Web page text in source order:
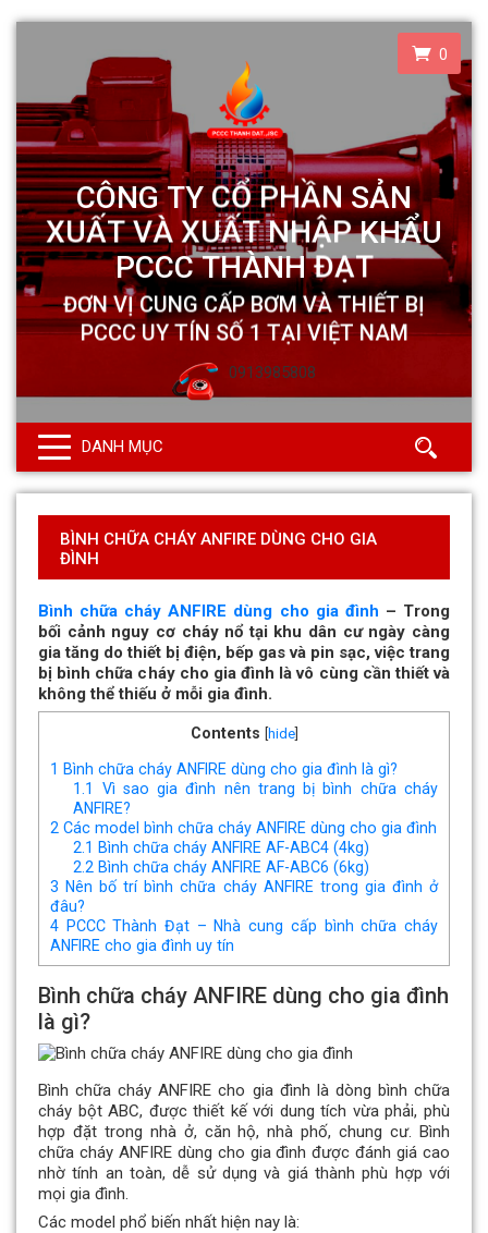
0
0913985808
DANH MỤC
BÌNH CHỮA CHÁY ANFIRE DÙNG CHO GIA
ĐÌNH
Bình chữa cháy ANFIRE dùng cho gia đình – Trong
bối cảnh nguy cơ cháy nổ tại khu dân cư ngày càng
gia tăng do thiết bị điện, bếp gas và pin sạc, việc trang
bị bình chữa cháy cho gia đình là vô cùng cần thiết và
không thể thiếu ở mỗi gia đình.
Contents hide]
1 Bình chữa cháy ANFIRE dùng cho gia đình là gì?
1.1
Vì sao gia đình nên trang bị bình chữa cháy
ANFIRE?
2 Các model bình chữa cháy ANFIRE dùng cho gia đình
2.1 Bình chữa cháy ANFIRE AF-ABC4 (4kg)
2.2 Bình chữa cháy ANFIRE AF-ABC6 (6kg)
3 Nên bố trí bình chữa cháy ANFIRE trong gia đình ở
đâu?
4 PCCC Thành Đạt – Nhà cung cấp bình chữa cháy
ANFIRE cho gia đình uy tín
Bình chữa cháy ANFIRE dùng cho gia đình
là gì?
Bình chữa cháy ANFIRE cho gia đình là dòng bình chữa
cháy bột ABC, được thiết kế với dung tích vừa phải, phù
hợp đặt trong nhà ở, căn hộ, nhà phố, chung cư. Bình
chữa cháy ANFIRE dùng cho gia đình được đánh giá cao
nhờ tính an toàn, dễ sử dụng và giá thành phù hợp với
mọi gia đình.
Các model phổ biến nhất hiện nay là: